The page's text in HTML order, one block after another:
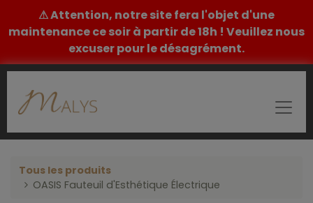
⚠ Attention, notre site fera l'objet d'une
maintenance ce soir à partir de 18h ! Veuillez nous
excuser pour le désagrément.
Tous les produits
OASIS Fauteuil d'Esthétique Électrique